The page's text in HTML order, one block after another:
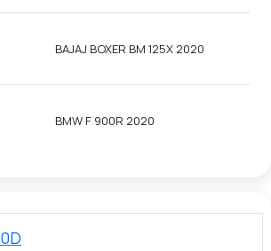
BAJAJ BOXER BM 125X 2020
BMW F 900R 2020